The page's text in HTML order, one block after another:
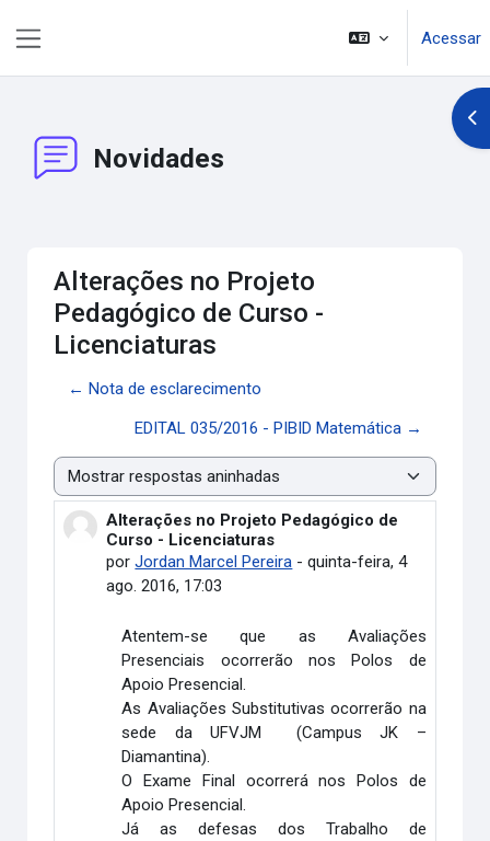
Acessar
Novidades
Alterações no Projeto
Pedagógico de Curso -
Licenciaturas
← Nota de esclarecimento
EDITAL 035/2016 - PIBID Matemática →
Modo de visualização
Alterações no Projeto Pedagógico de
Curso - Licenciaturas
porJordan Marcel Pereira -quinta-feira, 4
ago. 2016, 17:03
Número de respostas: 0
Atentem-se que as Avaliações
Presenciais ocorrerão nos Polos de
Apoio Presencial.
As Avaliações Substitutivas ocorrerão na
sede da UFVJM (Campus JK –
Diamantina).
O Exame Final ocorrerá nos Polos de
Apoio Presencial.
Já as defesas dos Trabalho de